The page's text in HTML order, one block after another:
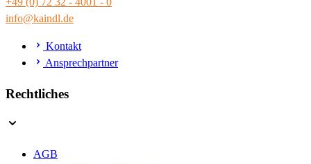
info@kaindl.de
Kontakt
Ansprechpartner
Rechtliches
AGB